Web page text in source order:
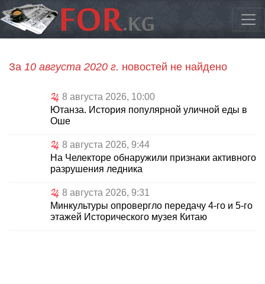
За 10 августа 2020 г. новостей не найдено
8 августа 2026, 10:00
Ютанза. История популярной уличной еды в
Оше
8 августа 2026, 9:44
На Челекторе обнаружили признаки активного
разрушения ледника
8 августа 2026, 9:31
Минкультуры опровергло передачу 4-го и 5-го
этажей Исторического музея Китаю